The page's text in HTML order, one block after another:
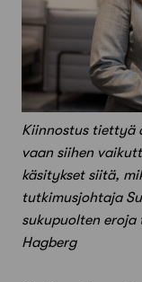
Kiinnostus tiettyä
vaan siihen
käsitykset siitä,
tutkimusjohtaja
sukupuolten eroja
Hagberg